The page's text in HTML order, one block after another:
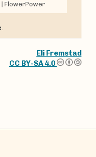
FlowerPower
Eli Fremstad
CC BY-SA 4.0